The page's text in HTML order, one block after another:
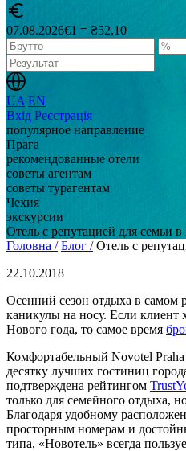
07.08.2026€1 = ₴52,10
UA EN
Вхід Реєстрація
популярное направление
Прага
рекомендованные отели
советы агентам
советы турагентам
Чехия
экскурсии
Отель с репутацией для семьи в
Головна / Блог / Отель с
22.10.2018
Осенний сезон отдыха в самом
каникулы на носу. Если клиент
Нового года, то самое время
Комфортабельный Novotel Praha
десятку лучших гостиниц
подтверждена рейтингом
только для семейного отдыха,
Благодаря удобному
просторным номерам и
типа, «Новотель» всегда